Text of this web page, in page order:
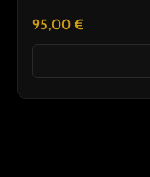
95,00€